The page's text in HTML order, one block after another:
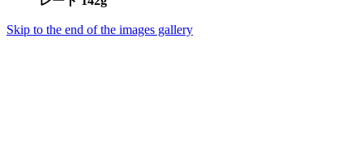
Skip to the end of the images gallery